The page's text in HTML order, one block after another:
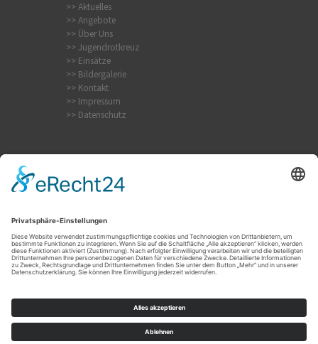
>> Aktuelles
>> Angebote
>> Über Uns
>> Jugendrotkreuz
>> Einsätze
>> Bildergalerie
>> Kontakt
>> Impressum
>> Datenschutz
Internistischer Notfall